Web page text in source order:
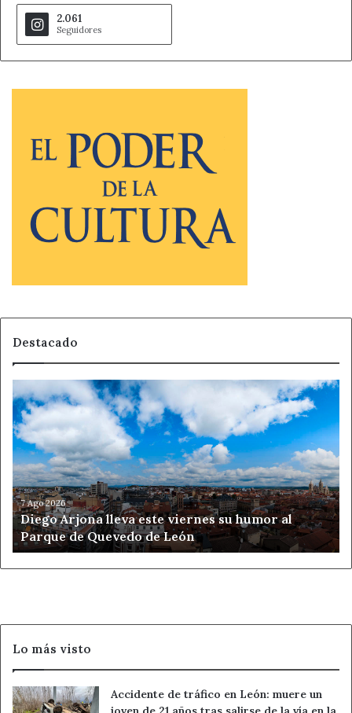
2.061
Seguidores
Destacado
Diego
Arjona
lleva
este
viernes
su
humor
al
Parque
de
Quevedo
de
7 Ago 2026
Diego Arjona lleva este viernes su humor al
Parque de Quevedo de León
Lo más visto
Accidente de tráfico en León: muere un